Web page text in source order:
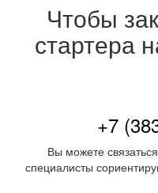
Чтобы
стартера
+7
Вы можете
специалисты